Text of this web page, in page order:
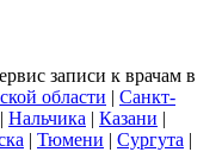
записи к врачам в
области | Санкт-
| Нальчика | Казани |
| Тюмени | Сургута |